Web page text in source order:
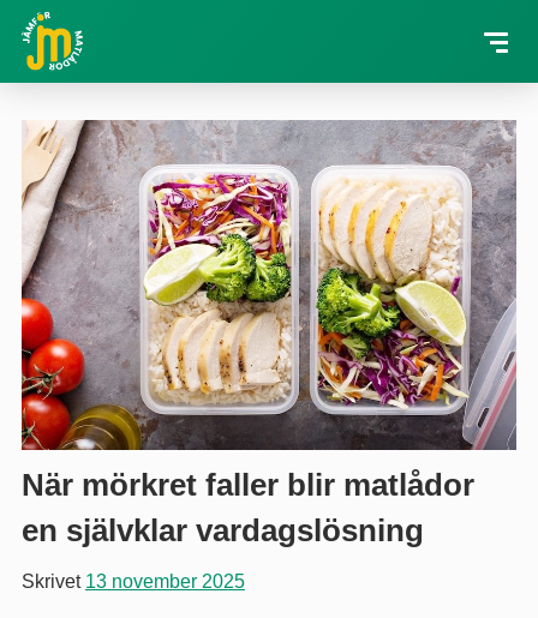
När mörkret faller blir matlådor
en självklar vardagslösning
Skrivet 13 november 2025